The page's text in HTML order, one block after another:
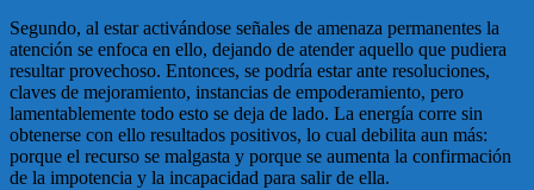
Segundo, al estar activándose señales de amenaza permanentes la
atención se enfoca en ello, dejando de atender aquello que pudiera
resultar provechoso. Entonces, se podría estar ante resoluciones,
claves de mejoramiento, instancias de empoderamiento, pero
lamentablemente todo esto se deja de lado. La energía corre sin
obtenerse con ello resultados positivos, lo cual debilita aun más:
porque el recurso se malgasta y porque se aumenta la confirmación
de la impotencia y la incapacidad para salir de ella.